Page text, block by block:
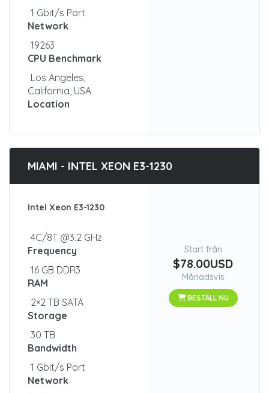
1 Gbit/s Port
Network
19263
CPU Benchmark
Los Angeles,
California, USA
Location
MIAMI - INTEL XEON E3-1230
Intel Xeon E3-1230
4C/8T @3.2 GHz
Frequency
16 GB DDR3
RAM
2×2 TB SATA
Storage
30 TB
Bandwidth
1 Gbit/s Port
Network
Start från
$78.00USD
Månadsvis
BESTÄLL NU